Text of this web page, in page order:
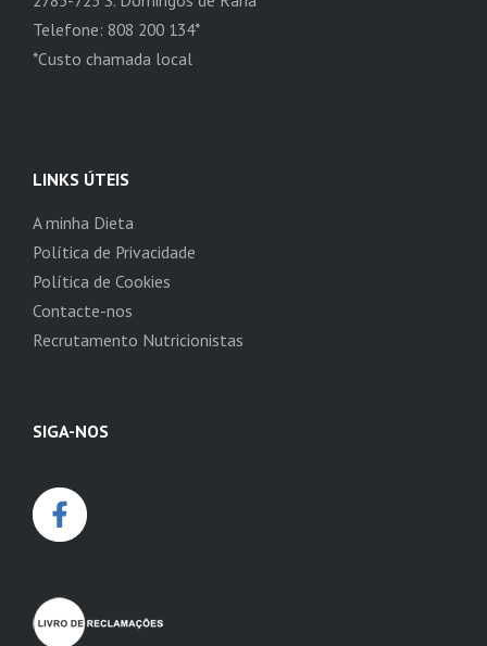
Telefone: 808 200 134*
*Custo chamada local
LINKS ÚTEIS
A minha Dieta
Política de Privacidade
Política de Cookies
Contacte-nos
Recrutamento Nutricionistas
SIGA-NOS